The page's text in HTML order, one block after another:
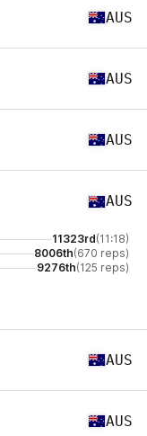
AUS
AUS
AUS
AUS
11323rd(11:18)
8006th(670 reps)
9276th(125 reps)
AUS
AUS